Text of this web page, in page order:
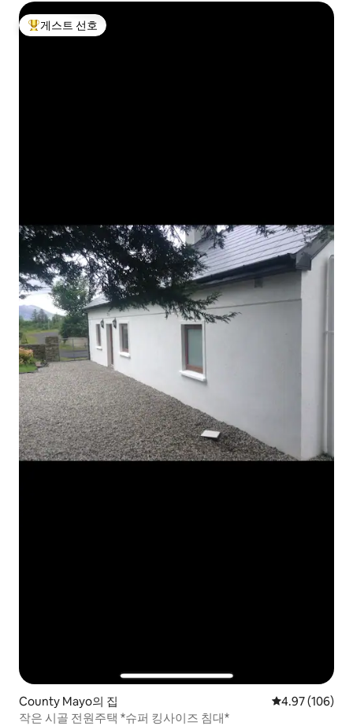
상위 게스트 선호
게스트 선호
County Mayo의 집 평점 4.97점(5
4.97 (106)
작은 시골 전원주택 *슈퍼 킹사이즈 침대*